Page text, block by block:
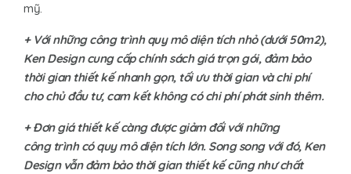
mỹ.
+ Với những công trình quy mô diện tích nhỏ (dưới 50m2),
Ken Design cung cấp chính sách giá trọn gói, đảm bảo
thời gian thiết kế nhanh gọn, tối ưu thời gian và chi phí
cho chủ đầu tư, cam kết không có chi phí phát sinh thêm.
+ Đơn giá thiết kế càng được giảm đối với những
công trình có quy mô diện tích lớn. Song song với đó, Ken
Design vẫn đảm bảo thời gian thiết kế cũng như chất